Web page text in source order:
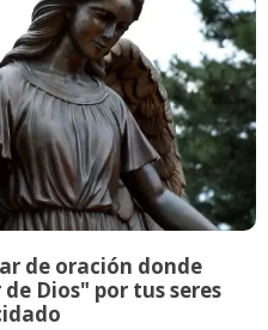
de oración donde
Dios" por tus seres